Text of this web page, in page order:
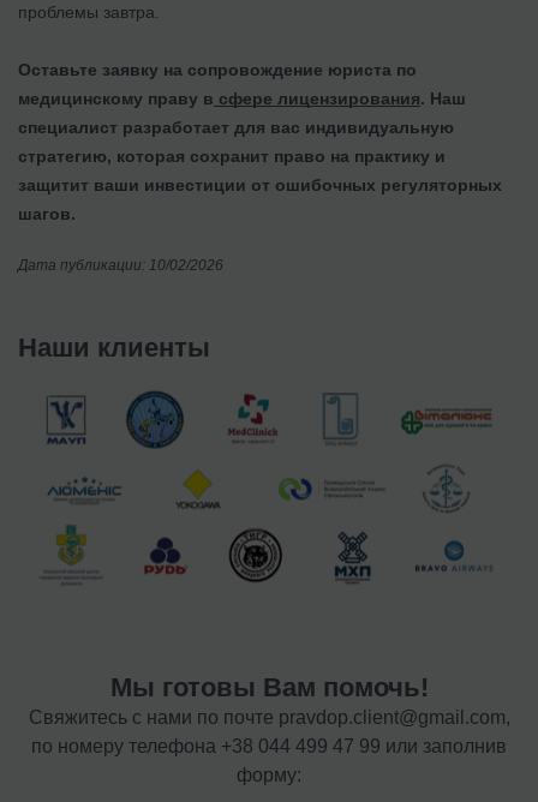
проблемы завтра.
Оставьте заявку на сопровождение юриста по
медицинскому праву в сфере лицензирования. Наш
специалист разработает для вас индивидуальную
стратегию, которая сохранит право на практику и
защитит ваши инвестиции от ошибочных регуляторных
шагов.
Дата публикации: 10/02/2026
Наши клиенты
Мы готовы Вам помочь!
Свяжитесь с нами по почте pravdop.client@gmail.com,
по номеру телефона +38 044 499 47 99 или заполнив
форму: